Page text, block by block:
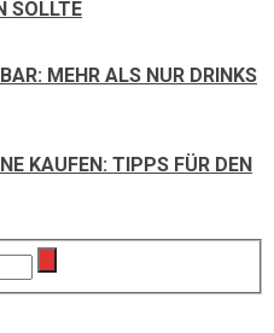
SOLLTE
MEHR ALS NUR DRINKS
KAUFEN: TIPPS FÜR DEN